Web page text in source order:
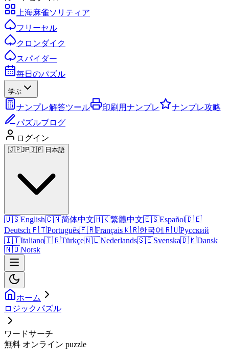
上海麻雀ソリティア
フリーセル
クロンダイク
スパイダー
毎日のパズル
学ぶ
ナンプレ解答ツール 印刷用ナンプレ
ナンプレ攻略
パズルブログ
ログイン
🇯🇵JP🇯🇵 日本語
🇺🇸English🇨🇳简体中文🇭🇰繁體中文🇪🇸Español🇩🇪
Deutsch🇵🇹Português🇫🇷Français🇰🇷한국어🇷🇺Русский
🇮🇹Italiano🇹🇷Türkçe🇳🇱Nederlands🇸🇪Svenska🇩🇰Dansk
🇳🇴Norsk
ホーム
ロジックパズル
ワードサーチ
無料 オンライン puzzle